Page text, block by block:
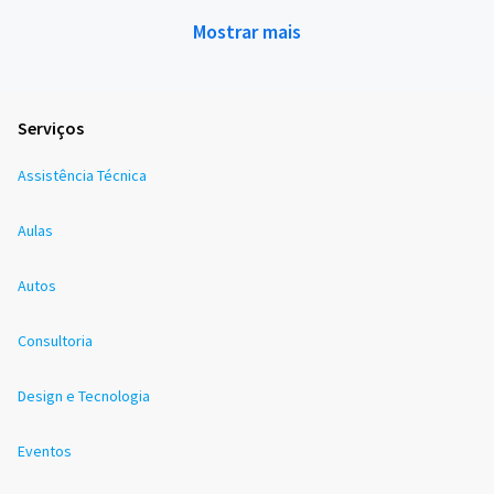
Mostrar mais
Serviços
Assistência Técnica
Aulas
Autos
Consultoria
Design e Tecnologia
Eventos